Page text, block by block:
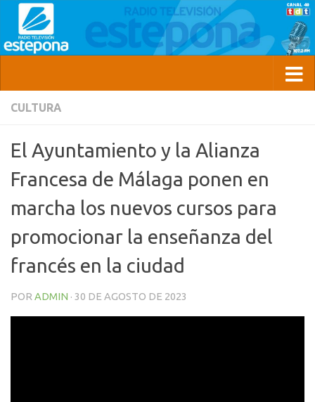
CULTURA
El Ayuntamiento y la Alianza
Francesa de Málaga ponen en
marcha los nuevos cursos para
promocionar la enseñanza del
francés en la ciudad
POR ADMIN · 30 DE AGOSTO DE 2023